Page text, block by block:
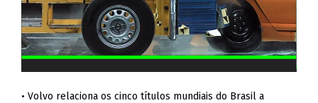
• Volvo relaciona os cinco títulos mundiais do Brasil a